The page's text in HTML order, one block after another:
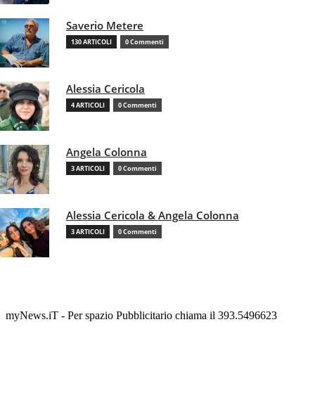
Saverio Metere
130 ARTICOLI 0 Commenti
Alessia Cericola
4 ARTICOLI 0 Commenti
Angela Colonna
3 ARTICOLI 0 Commenti
Alessia Cericola & Angela Colonna
3 ARTICOLI 0 Commenti
myNews.iT - Per spazio Pubblicitario chiama il 393.5496623